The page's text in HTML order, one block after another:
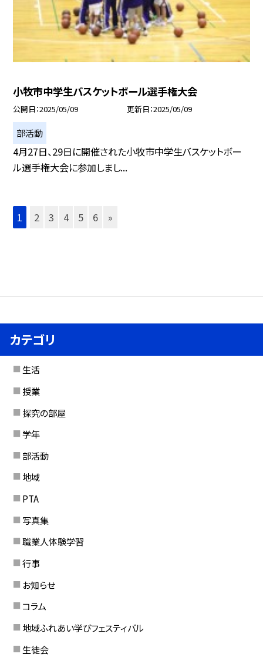
小牧市中学生バスケットボール選手権大会
公開日 2025/05/09 更新日 2025/05/09
部活動
4月27日、29日に開催された小牧市中学生バスケットボー
ル選手権大会に参加しまし...
1 2 3 4 5 6 »
カテゴリ
生活
授業
探究の部屋
学年
部活動
地域
PTA
写真集
職業人体験学習
行事
お知らせ
コラム
地域ふれあい学びフェスティバル
生徒会